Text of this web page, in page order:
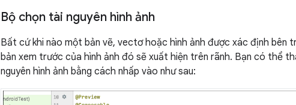
Bộ chọn tài nguyên hình ảnh
Bất cứ khi nào một bản vẽ, vectơ hoặc hình ảnh được xác định bên
bản xem trước của hình ảnh đó sẽ xuất hiện trên rãnh. Bạn có thể
nguyên hình ảnh bằng cách nhấp vào như sau: